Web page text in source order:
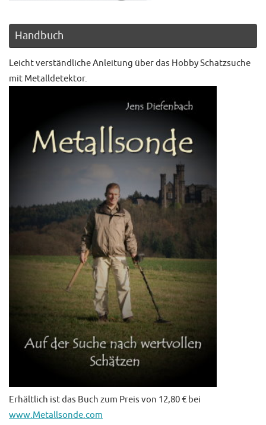
Handbuch
Leicht verständliche Anleitung über das Hobby Schatzsuche
mit Metalldetektor.
Erhältlich ist das Buch zum Preis von 12,80 € bei
www.Metallsonde.com